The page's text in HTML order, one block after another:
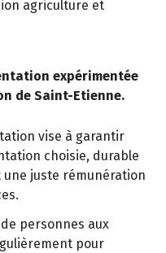
agriculture et
expérimentée
de Saint-Etienne.
vise à garantir
choisie, durable
juste rémunération
personnes aux
pour